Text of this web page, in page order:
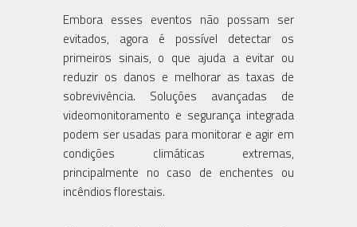
Embora esses eventos não possam ser
evitados, agora é possível detectar os
primeiros sinais, o que ajuda a evitar ou
reduzir os danos e melhorar as taxas de
sobrevivência. Soluções avançadas de
videomonitoramento e segurança integrada
podem ser usadas para monitorar e agir em
condições climáticas extremas,
principalmente no caso de enchentes ou
incêndios florestais.